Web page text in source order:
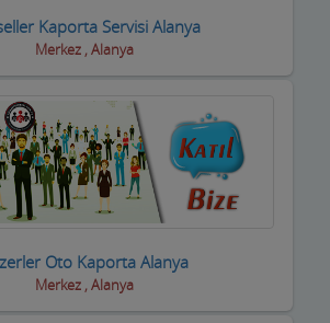
Ürünleri
Malzemeleri
Kaporta Servisi Alanya
Merkez , Alanya
Oto Kaporta Alanya
Merkez , Alanya